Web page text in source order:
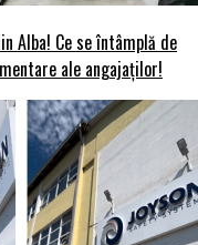
Alba! Ce se întâmplă de
ale angajaților!